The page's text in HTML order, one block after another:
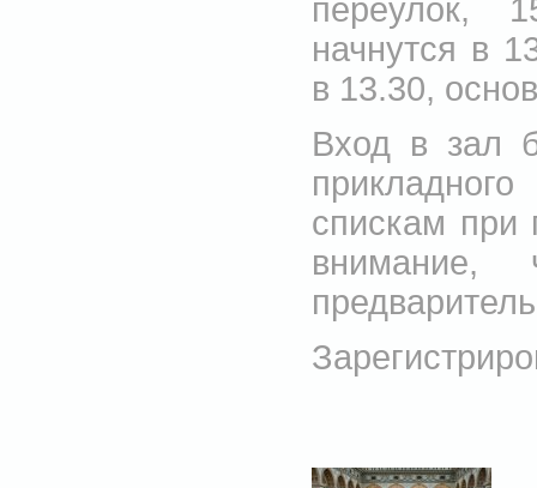
переулок,
начнутся в
в 13.30,
Вход в зал
спискам при
внимание,